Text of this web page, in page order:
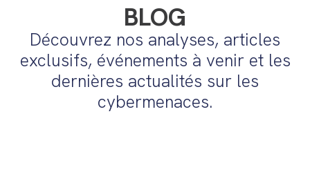
BLOG
Découvrez nos analyses, articles
exclusifs, événements à venir et les
dernières actualités sur les
cybermenaces.